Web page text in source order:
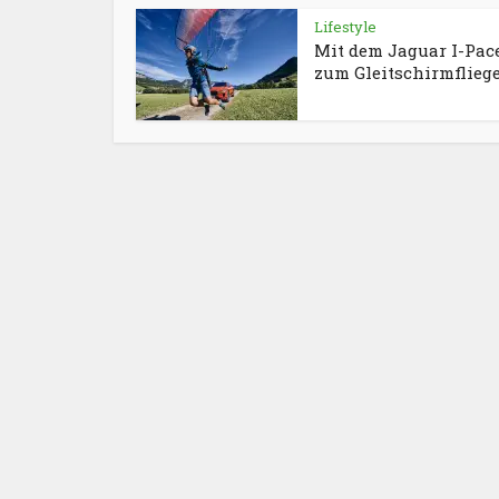
Lifestyle
Mit dem Jaguar I-
zum